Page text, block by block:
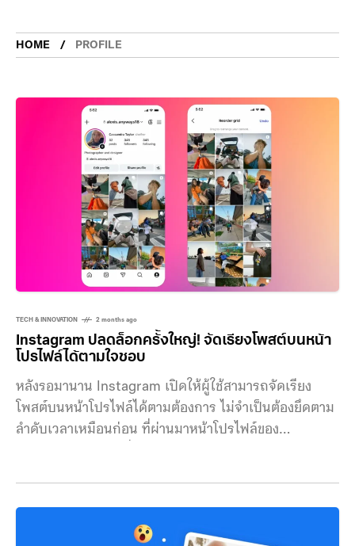
HOME PROFILE
TECH & INNOVATION 2 months ago
Instagram ปลดล็อกครั้งใหญ่! จัดเรียงโพสต์บนหน้า
โปรไฟล์ได้ตามใจชอบ
หลังรอมานาน Instagram เปิดให้ผู้ใช้สามารถจัดเรียง
โพสต์บนหน้าโปรไฟล์ได้ตามต้องการ ไม่จำเป็นต้องยึดตาม
ลำดับเวลาเหมือนก่อน ที่ผ่านมาหน้าโปรไฟล์ของ
โพสต์บางรายการได้ แต่โครงสร้างหลักของโปรไฟล์ยังคง
ผูกติดกับวันเวลาที่เผยแพร่ ฟีเจอร์ใหม่จะปลดล็อกข้อ